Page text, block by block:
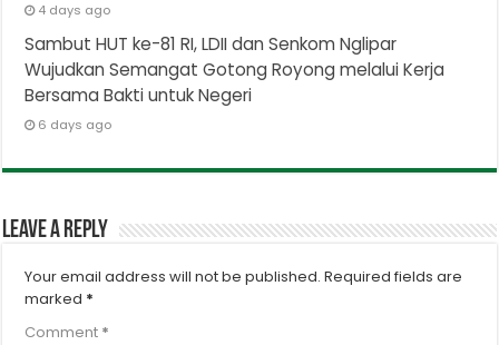
4 days ago
Sambut HUT ke-81 RI, LDII dan Senkom Nglipar
Wujudkan Semangat Gotong Royong melalui Kerja
Bersama Bakti untuk Negeri
6 days ago
Leave a Reply
Your email address will not be published. Required fields are
marked *
Comment *